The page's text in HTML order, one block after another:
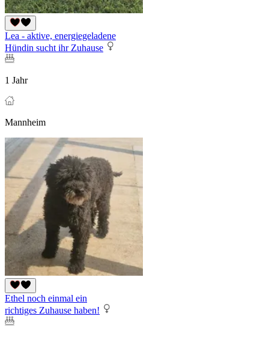
Lea - aktive, energiegeladene
Hündin sucht ihr Zuhause
1 Jahr
Mannheim
Ethel noch einmal ein
richtiges Zuhause haben!